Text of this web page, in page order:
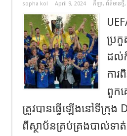
sopha kol April 9, 2024 កីឡា, ព័ត៌មានថ្មី,
ប្រកួ
ដល់
កា
ពួក
ត្រូវបានធ្វើឡើងនៅទីក្រុ
ពី​ស្ថាប័ន​គ្រប់គ្រង​បាល់ទា